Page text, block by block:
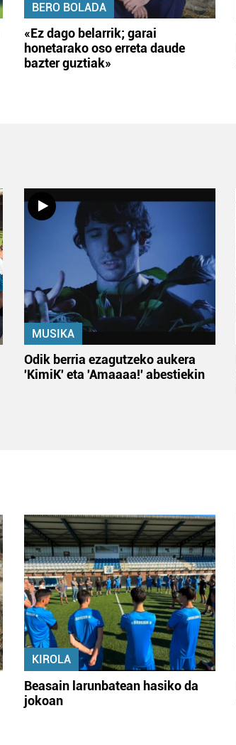
BERO BOLADA
«Ez dago belarrik; garai
honetarako oso erreta daude
bazter guztiak»
MUSIKA
Odik berria ezagutzeko aukera
'KimiK' eta 'Amaaaa!' abestiekin
KIROLA
Beasain larunbatean hasiko da
jokoan